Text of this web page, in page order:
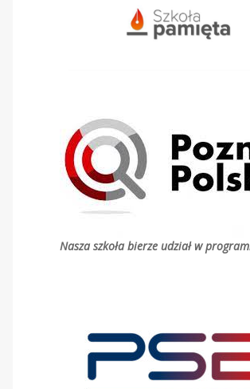
Nasza szkoła bierze udział w